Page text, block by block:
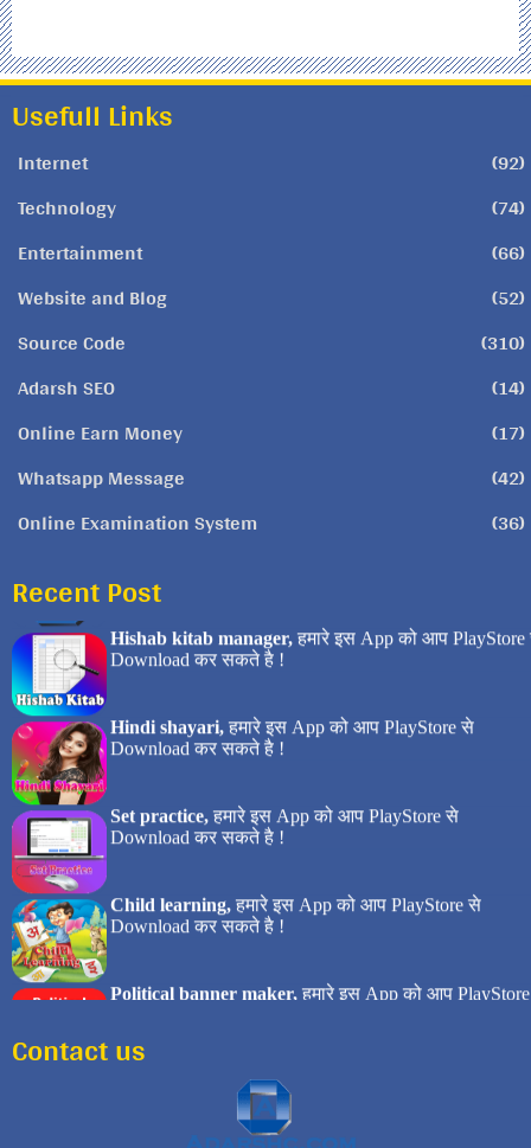
Usefull Links
Internet
(92)
Technology
(74)
Entertainment
(66)
Website and Blog
(52)
Source Code
(310)
Adarsh SEO
(14)
Online Earn Money
(17)
Whatsapp Message
(42)
Online Examination System
(36)
Recent Post
Contact us